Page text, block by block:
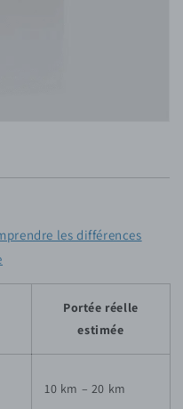
les différences
Portée réelle
estimée
10 km – 20 km